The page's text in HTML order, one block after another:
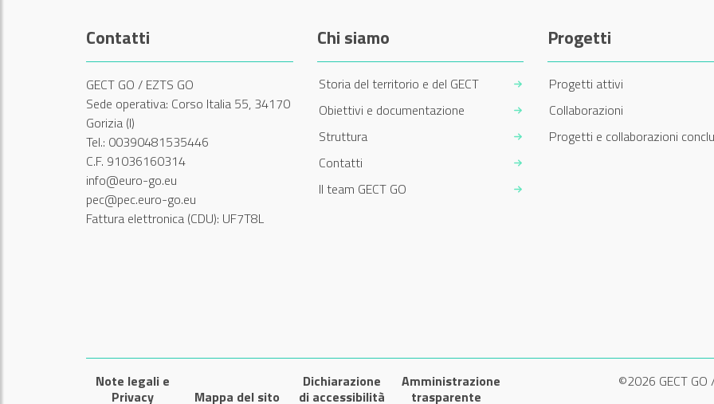
Contatti
GECT GO / EZTS GO
Sede operativa: Corso Italia 55, 34170
Gorizia (I)
Tel.: 00390481535446
C.F. 91036160314
info@euro-go.eu
pec@pec.euro-go.eu
Fattura elettronica (CDU): UF7T8L
Chi siamo
Storia del territorio e del GECT
Obiettivi e documentazione
Struttura
Contatti
Il team GECT GO
Progetti
Progetti attivi
Collaborazioni
Progetti e collaborazioni
Note legali e
Privacy
Mappa del sito
Dichiarazione
di accessibilità
Amministrazione
trasparente
©2026 GECT GO